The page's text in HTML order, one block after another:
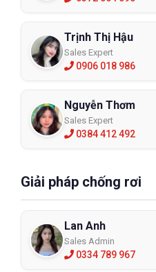
Trịnh Thị Hậu
Sales Expert
0906 018 986
Nguyễn Thơm
Sales Expert
0384 412 492
Giải pháp chống rơi
Lan Anh
Sales Admin
0334 789 967